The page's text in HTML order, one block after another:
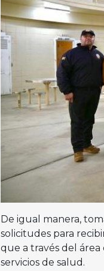
De igual manera,
solicitudes para
que a través del
servicios de salud.